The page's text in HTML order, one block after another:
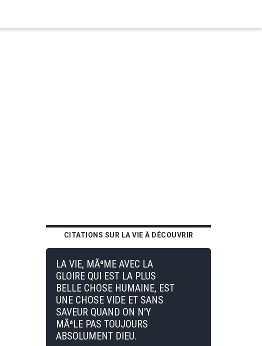
CITATIONS SUR LA VIE À DÉCOUVRIR
LA VIE, MÃªME AVEC LA
GLOIRE QUI EST LA PLUS
BELLE CHOSE HUMAINE, EST
UNE CHOSE VIDE ET SANS
SAVEUR QUAND ON N'Y
MÃªLE PAS TOUJOURS
ABSOLUMENT DIEU.